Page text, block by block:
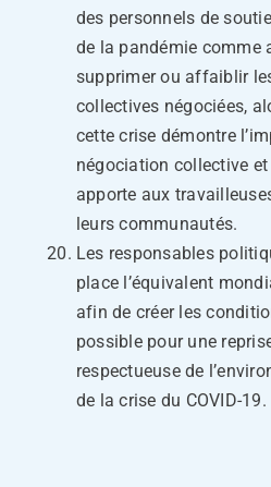
des personnels de
de la pandémie comme
supprimer ou affaiblir
collectives négociées,
cette crise démontre
négociation collective et
apporte aux
leurs communautés.
Les responsables
place l’équivalent
afin de créer les
possible pour une
respectueuse de
de la crise du COVID-19.